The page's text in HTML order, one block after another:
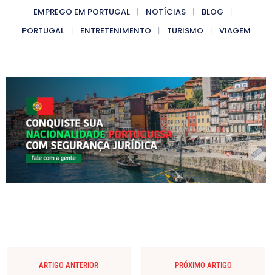
EMPREGO EM PORTUGAL NOTÍCIAS
BLOG
PORTUGAL
ENTRETENIMENTO TURISMO VIAGEM
ARTIGO ANTERIOR PRÓXIMO ARTIGO